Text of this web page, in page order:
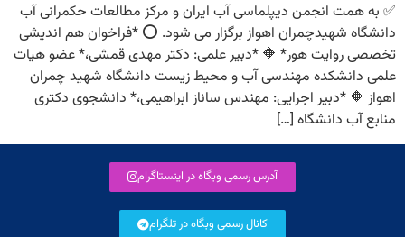
✅️ به همت انجمن دیپلماسی آب ایران و مرکز مطالعات حکمرانی آب
دانشگاه شهیدچمران اهواز برگزار می شود. ⭕️ *فراخوان هم اندیشی
تخصصی روایت هور* 🔶️ *دبیر علمی: دکتر مهدی قمشی،* عضو هیات
علمی دانشکده مهندسی آب و محیط زیست دانشگاه شهید چمران
اهواز 🔶️ *دبیر اجرایی: مهندس ساناز ابراهیمی،* دانشجوی دکتری
منابع آب دانشگاه […]
آدرس رسمی وبگاه در اینستاگرام
کانال رسمی وبگاه در تلگرام